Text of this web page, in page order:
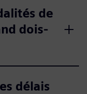
de
dois-
délais